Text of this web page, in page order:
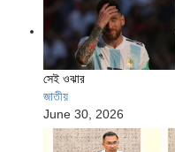
সেই ওঝার
জাতীয়
June 30, 2026